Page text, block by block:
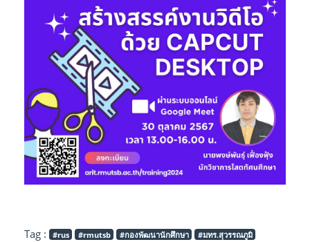
Tag : #rus #rmutsb #กองพัฒนานักศึกษา
#มทร.สุวรรณภูมิ